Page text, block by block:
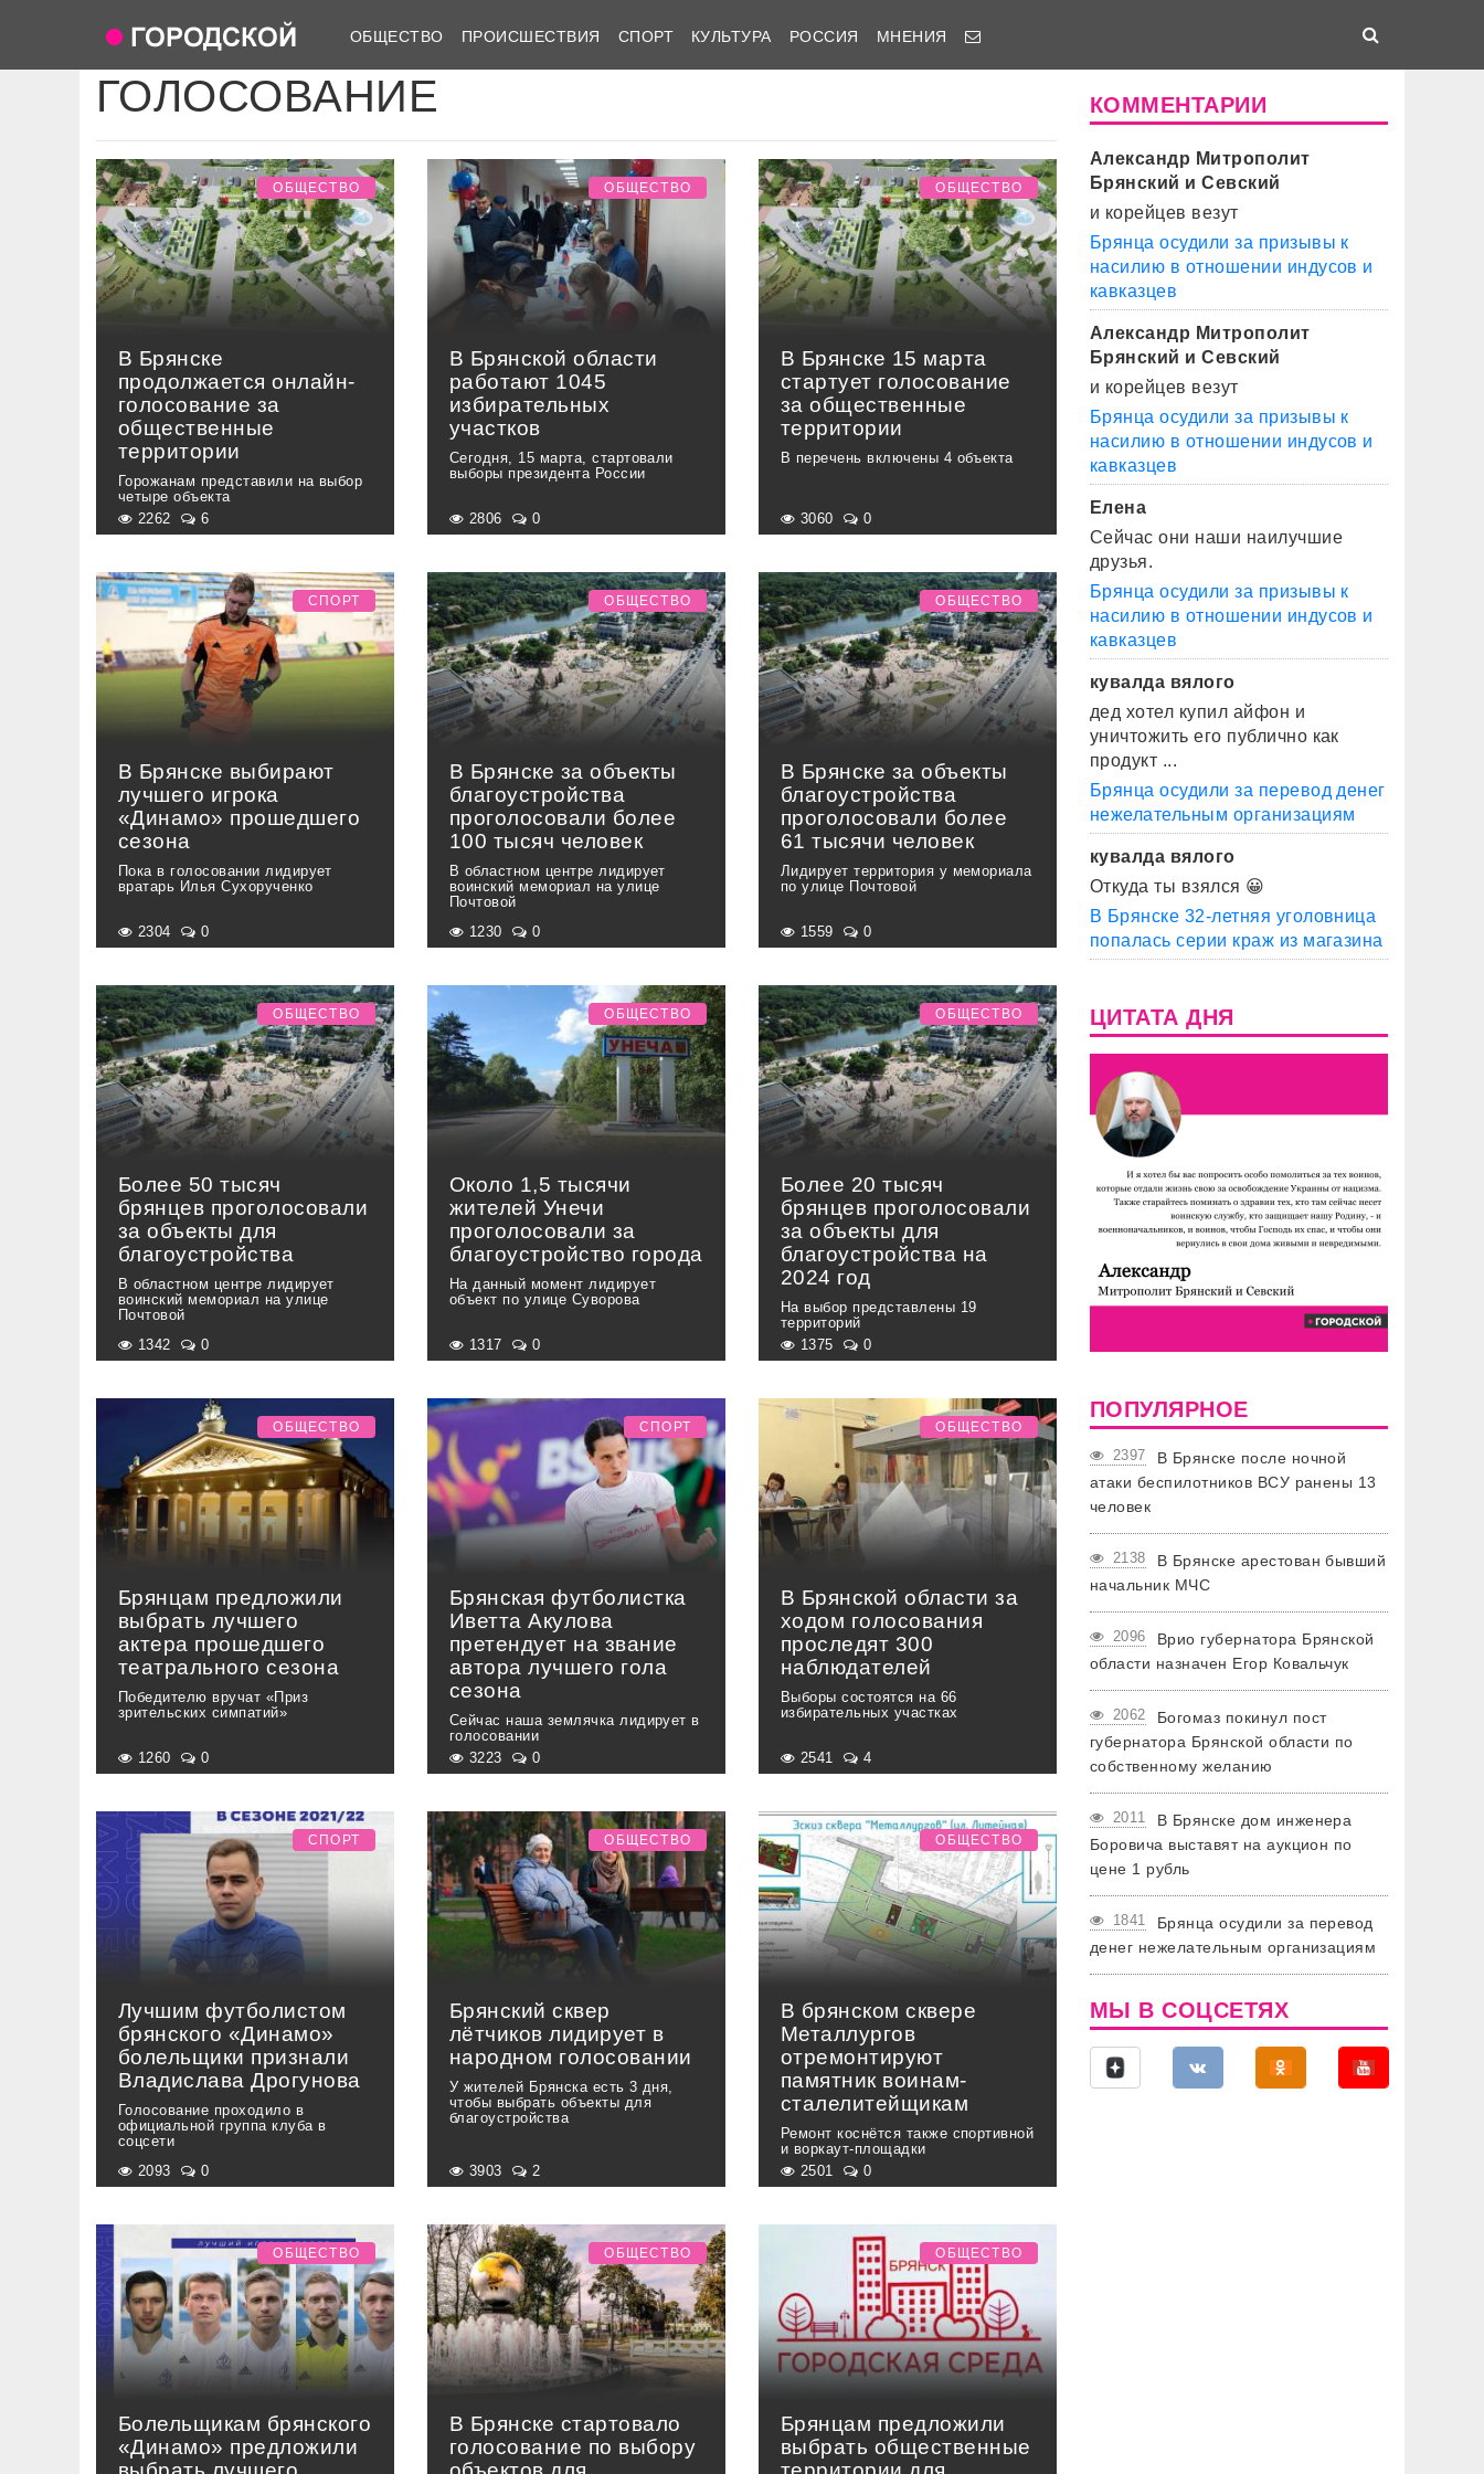
ОБЩЕСТВО ПРОИСШЕСТВИЯ СПОРТ КУЛЬТУРА РОССИЯ МНЕНИЯ
ГОЛОСОВАНИЕ
В Брянске
продолжается онлайн-
голосование за
общественные
территории
Горожанам представили на выбор
четыре объекта
ОБЩЕСТВО
2262 6
В Брянской области
работают 1045
избирательных
участков
Сегодня, 15 марта, стартовали
выборы президента России
ОБЩЕСТВО
2806 0
В Брянске 15 марта
стартует голосование
за общественные
территории
В перечень включены 4 объекта
ОБЩЕСТВО
3060 0
В Брянске выбирают
лучшего игрока
«Динамо» прошедшего
сезона
Пока в голосовании лидирует
вратарь Илья Сухорученко
СПОРТ
2304 0
В Брянске за объекты
благоустройства
проголосовали более
100 тысяч человек
В областном центре лидирует
воинский мемориал на улице
Почтовой
ОБЩЕСТВО
1230 0
В Брянске за объекты
благоустройства
проголосовали более
61 тысячи человек
Лидирует территория у мемориала
по улице Почтовой
ОБЩЕСТВО
1559 0
Более 50 тысяч
брянцев проголосовали
за объекты для
благоустройства
В областном центре лидирует
воинский мемориал на улице
Почтовой
ОБЩЕСТВО
1342 0
Около 1,5 тысячи
жителей Унечи
проголосовали за
благоустройство города
На данный момент лидирует
объект по улице Суворова
ОБЩЕСТВО
1317 0
Более 20 тысяч
брянцев проголосовали
за объекты для
благоустройства на
2024 год
На выбор представлены 19
территорий
ОБЩЕСТВО
1375 0
Брянцам предложили
выбрать лучшего
актера прошедшего
театрального сезона
Победителю вручат «Приз
зрительских симпатий»
ОБЩЕСТВО
1260 0
Брянская футболистка
Иветта Акулова
претендует на звание
автора лучшего гола
сезона
Сейчас наша землячка лидирует в
голосовании
СПОРТ
3223 0
В Брянской области за
ходом голосования
проследят 300
наблюдателей
Выборы состоятся на 66
избирательных участках
ОБЩЕСТВО
2541 4
Лучшим футболистом
брянского «Динамо»
болельщики признали
Владислава Дрогунова
Голосование проходило в
официальной группа клуба в
соцсети
СПОРТ
2093 0
Брянский сквер
лётчиков лидирует в
народном голосовании
У жителей Брянска есть 3 дня,
чтобы выбрать объекты для
благоустройства
ОБЩЕСТВО
3903 2
В брянском сквере
Металлургов
отремонтируют
памятник воинам-
сталелитейщикам
Ремонт коснётся также спортивной
и воркаут-площадки
ОБЩЕСТВО
2501 0
Болельщикам брянского
«Динамо» предложили
ОБЩЕСТВО
В Брянске стартовало
голосование по выбору
ОБЩЕСТВО
Брянцам предложили
выбрать общественные
ОБЩЕСТВО
КОММЕНТАРИИ
Александр Митрополит
Брянский и Севский
и корейцев везут
Брянца осудили за призывы к
насилию в отношении индусов и
кавказцев
Александр Митрополит
Брянский и Севский
и корейцев везут
Брянца осудили за призывы к
насилию в отношении индусов и
кавказцев
Елена
Сейчас они наши наилучшие
друзья.
Брянца осудили за призывы к
насилию в отношении индусов и
кавказцев
кувалда вялого
дед хотел купил айфон и
уничтожить его публично как
продукт ...
Брянца осудили за перевод денег
нежелательным организациям
кувалда вялого
Откуда ты взялся 😀
В Брянске 32-летняя уголовница
попалась серии краж из магазина
ЦИТАТА ДНЯ
ПОПУЛЯРНОЕ
2397
В Брянске после ночной
атаки беспилотников ВСУ ранены 13
человек
2138
В Брянске арестован бывший
начальник МЧС
2096
Врио губернатора Брянской
области назначен Егор Ковальчук
2062
Богомаз покинул пост
губернатора Брянской области по
собственному желанию
2011
В Брянске дом инженера
Боровича выставят на аукцион по
цене 1 рубль
1841
Брянца осудили за перевод
денег нежелательным организациям
МЫ В СОЦСЕТЯХ